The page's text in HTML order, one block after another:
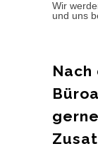
Wir
und uns